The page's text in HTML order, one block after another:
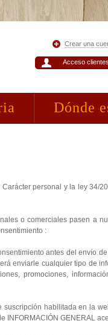
Acceso clientes
Crear una
Dónde
personal y la ley 34/
o comerciales pasen a
:
antes del envío
enviarle cualquier tipo de
promociones,
habilitada en la
INFORMACIÓN GENERAL